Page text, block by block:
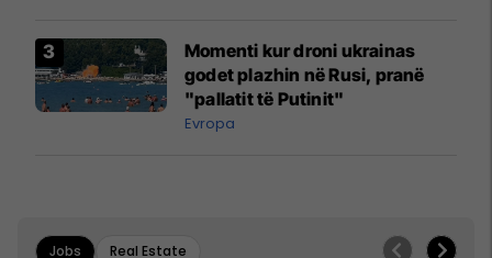
Momenti kur droni ukrainas
godet plazhin në Rusi, pranë
"pallatit të Putinit"
Evropa
Jobs Real Estate